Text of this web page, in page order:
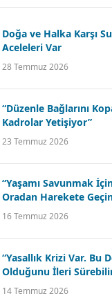
Doğa ve Halka Karşı
Aceleleri Var
28 Temmuz 2026
“Düzenle Bağlarını
Kadrolar Yetişiyor”
23 Temmuz 2026
“Yaşamı Savunmak
Oradan Harekete
16 Temmuz 2026
“Yasallık Krizi Var. Bu
Olduğunu İleri
14 Temmuz 2026